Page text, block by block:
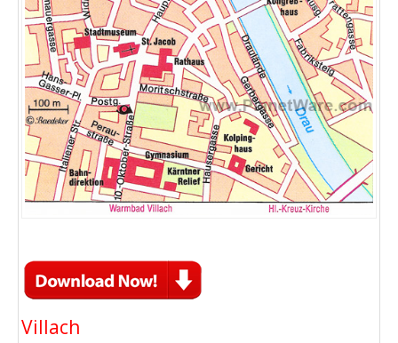
Villach